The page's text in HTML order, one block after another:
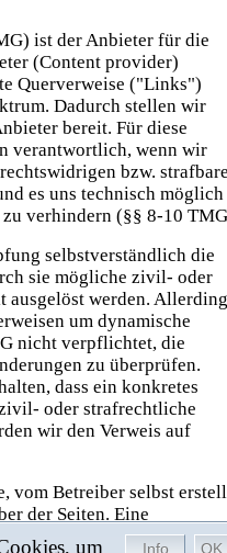
ist der Anbieter für die
(Content provider)
Querverweise ("Links")
Dadurch stellen wir
bereit. Für diese
verantwortlich, wenn wir
bzw.
es uns technisch möglich
verhindern (§§ 8-10
selbstverständlich die
sie mögliche zivil- oder
werden.
um dynamische
nicht verpflichtet, die
zu überprüfen.
dass ein konkretes
oder strafrechtliche
wir den Verweis auf
vom Betreiber selbst
der Seiten. Eine
solcher Grafiken, Texte,
um